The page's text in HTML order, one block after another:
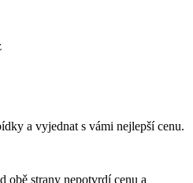
a vyjednat s vámi nejlepší cenu.
obě strany nepotvrdí cenu a